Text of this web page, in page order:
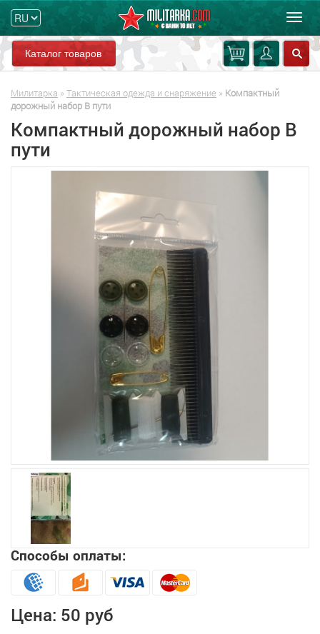
Каталог товаров
Милитарка » Тактическая одежда и снаряжение » Компактный
дорожный набор В пути
Компактный дорожный набор В
пути
Способы оплаты:
Цена: 50 руб